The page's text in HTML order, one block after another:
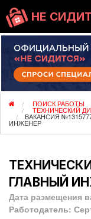
НЕ
ПОИСК РАБОТЫ
ТЕХНИЧЕСКИЙ
ВАКАНСИЯ
ИНЖЕНЕР
ГЛАВНЫЙ
Дата размещения
Работодатель: